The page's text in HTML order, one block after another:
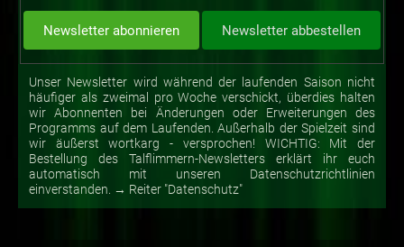
Unser Newsletter wird während der laufenden Saison nicht
häufiger als zweimal pro Woche verschickt, überdies halten
wir Abonnenten bei Änderungen oder Erweiterungen des
Programms auf dem Laufenden. Außerhalb der Spielzeit sind
wir äußerst wortkarg - versprochen! WICHTIG: Mit der
Bestellung des Talflimmern-Newsletters erklärt ihr euch
automatisch mit unseren Datenschutzrichtlinien
einverstanden. → Reiter "Datenschutz"